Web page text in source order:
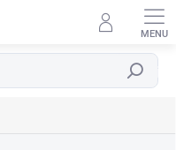
Szukaj